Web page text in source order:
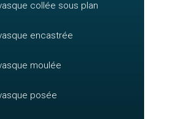
collée sous plan
encastrée
moulée
posée